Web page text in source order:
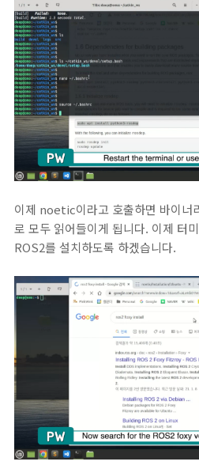
이제 noetic이라고 호출하면 바이너
로 모두 읽어들이게 됩니다. 이제 터
ROS2를 설치하도록 하겠습니다.